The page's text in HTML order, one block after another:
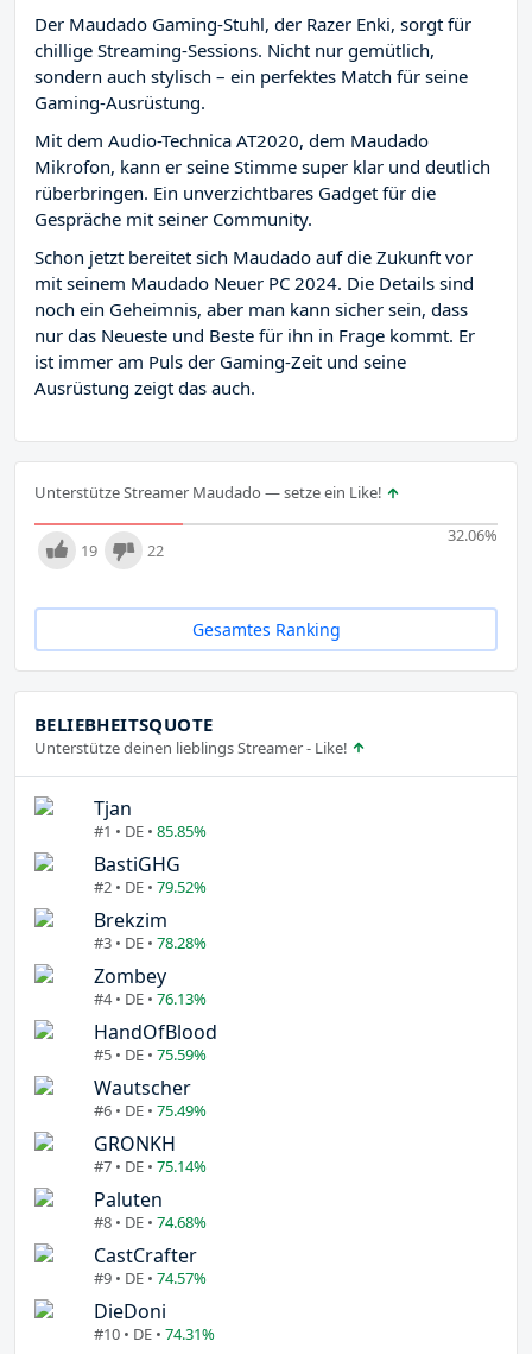
Der Maudado Gaming-Stuhl, der Razer Enki, sorgt für
chillige Streaming-Sessions. Nicht nur gemütlich,
sondern auch stylisch – ein perfektes Match für seine
Gaming-Ausrüstung.
Mit dem Audio-Technica AT2020, dem Maudado
Mikrofon, kann er seine Stimme super klar und deutlich
rüberbringen. Ein unverzichtbares Gadget für die
Gespräche mit seiner Community.
Schon jetzt bereitet sich Maudado auf die Zukunft vor
mit seinem Maudado Neuer PC 2024. Die Details sind
noch ein Geheimnis, aber man kann sicher sein, dass
nur das Neueste und Beste für ihn in Frage kommt. Er
ist immer am Puls der Gaming-Zeit und seine
Ausrüstung zeigt das auch.
Unterstütze Streamer Maudado — setze ein Like!
32.06%
19 22
Gesamtes Ranking
BELIEBHEITSQUOTE
Unterstütze deinen lieblings Streamer - Like!
Tjan
#1 • DE • 85.85%
BastiGHG
#2 • DE • 79.52%
Brekzim
#3 • DE • 78.28%
Zombey
#4 • DE • 76.13%
HandOfBlood
#5 • DE • 75.59%
Wautscher
#6 • DE • 75.49%
GRONKH
#7 • DE • 75.14%
Paluten
#8 • DE • 74.68%
CastCrafter
#9 • DE • 74.57%
DieDoni
#10 • DE • 74.31%